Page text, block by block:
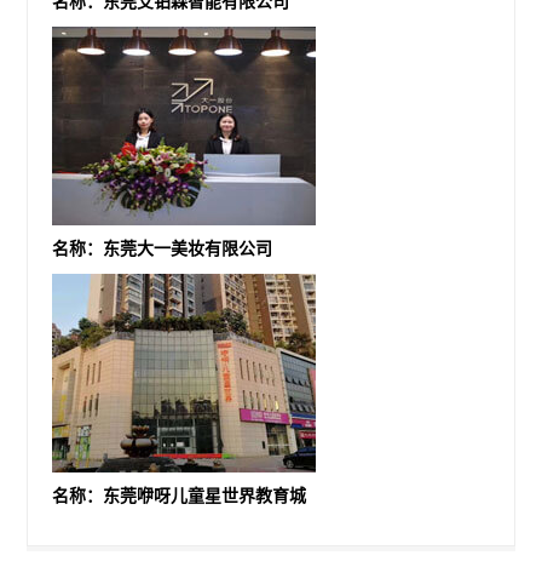
名称：东莞大一美妆有限公司
名称：东莞咿呀儿童星世界教育城